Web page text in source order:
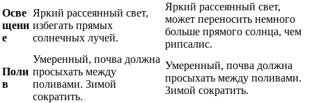
Осве
щени
е
Яркий рассеянный свет,
избегать прямых
солнечных лучей.
Яркий рассеянный свет,
может переносить немного
больше прямого солнца, чем
рипсалис.
Поли
в
Умеренный, почва должна
просыхать между
поливами. Зимой
сократить.
Умеренный, почва должна
просыхать между поливами.
Зимой сократить.